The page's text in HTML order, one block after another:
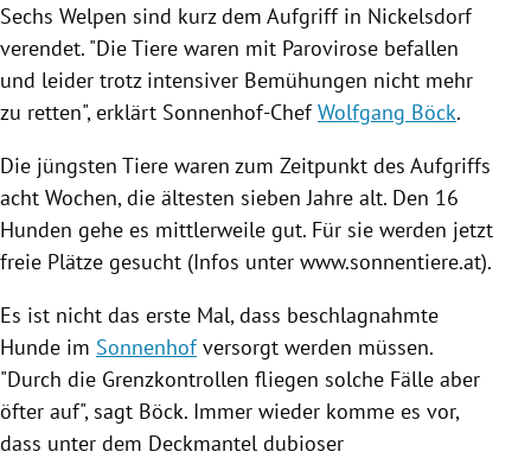
Sechs Welpen sind kurz dem Aufgriff in Nickelsdorf
verendet. "Die Tiere waren mit Parovirose befallen
und leider trotz intensiver Bemühungen nicht mehr
zu retten", erklärt Sonnenhof-ChefWolfgang Böck.
Die jüngsten Tiere waren zum Zeitpunkt des Aufgriffs
acht Wochen, die ältesten sieben Jahre alt. Den 16
Hunden gehe es mittlerweile gut. Für sie werden jetzt
freie Plätze gesucht (Infos unter www.sonnentiere.at).
Es ist nicht das erste Mal, dass beschlagnahmte
Hunde im Sonnenhofversorgt werden müssen.
"Durch die Grenzkontrollen fliegen solche Fälle aber
öfter auf", sagt Böck. Immer wieder komme es vor,
dass unter dem Deckmantel dubioser